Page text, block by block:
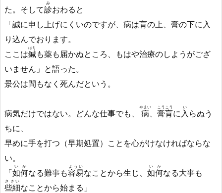
た。そして診
み
おわると
「誠に申し上げにくいのですが、病は肓の上、膏の下に入
り込んでおります。
ここは鍼
はり
も薬も届かぬところ、もはや治療のしようがござ
いません」と語った。
景公は間もなく死んだという。
病気だけではない。どんな仕事でも、 病
やまい
膏肓
こうこう
に 入
い
らぬう
ちに、
早めに手を打つ（早期処置）ことを心がけなければならな
い。
「 如何
いか
なる難事も容易
ようい
なことから生じ、 如何
いか
なる大事も
些細
ささい
なことから始まる」